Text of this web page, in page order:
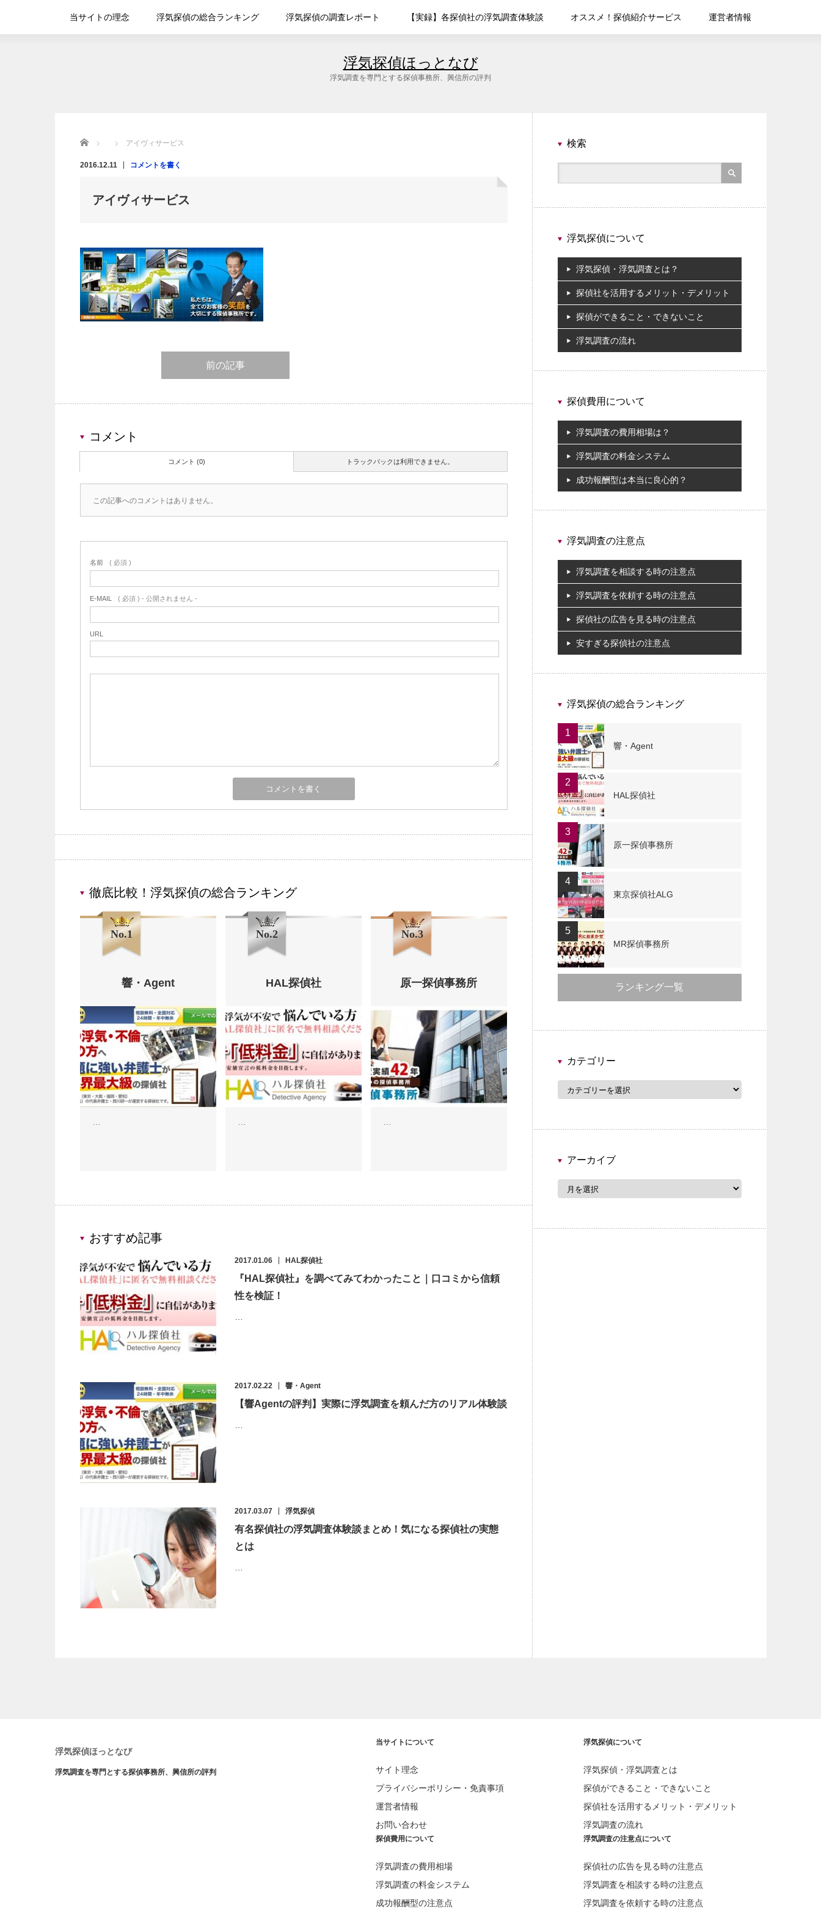
浮気探偵ほっとなび
浮気調査を専門とする探偵事務所、興信所の評判
当サイトの理念 浮気探偵の総合ランキング 浮気探偵の調査レポート 【実録】各探偵社の浮気調査体験談 オススメ！探偵紹介サービス 運営者情報
Home アイヴィサービス
2016.12.11 コメントを書く
アイヴィサービス
前の記事
コメント
トラックバックは利用できません。
コメント (0)
この記事へのコメントはありません。
名前 ( 必須 )
E-MAIL ( 必須 ) - 公開されません -
URL
徹底比較！浮気探偵の総合ランキング
No.1
響・Agent
No.2
HAL探偵社
No.3
原一探偵事務所
おすすめ記事
2017.01.06 HAL探偵社
『HAL探偵社』を調べてみてわかったこと｜口コミから信頼
性を検証！
2017.02.22 響・Agent
【響Agentの評判】実際に浮気調査を頼んだ方のリアル体験談
2017.03.07 浮気探偵
有名探偵社の浮気調査体験談まとめ！気になる探偵社の実態
とは
検索
浮気探偵について
浮気探偵・浮気調査とは？
探偵社を活用するメリット・デメリット
探偵ができること・できないこと
浮気調査の流れ
探偵費用について
浮気調査の費用相場は？
浮気調査の料金システム
成功報酬型は本当に良心的？
浮気調査の注意点
浮気調査を相談する時の注意点
浮気調査を依頼する時の注意点
探偵社の広告を見る時の注意点
安すぎる探偵社の注意点
浮気探偵の総合ランキング
1
響・Agent
2
HAL探偵社
3
原一探偵事務所
4
東京探偵社ALG
5
MR探偵事務所
ランキング一覧
カテゴリー
アーカイブ
浮気探偵ほっとなび
浮気調査を専門とする探偵事務所、興信所の評判
当サイトについて
サイト理念
プライバシーポリシー・免責事項
運営者情報
お問い合わせ
浮気探偵について
浮気探偵・浮気調査とは
探偵ができること・できないこと
探偵社を活用するメリット・デメリット
浮気調査の流れ
探偵費用について
浮気調査の費用相場
浮気調査の料金システム
成功報酬型の注意点
浮気調査の注意点について
探偵社の広告を見る時の注意点
浮気調査を相談する時の注意点
浮気調査を依頼する時の注意点